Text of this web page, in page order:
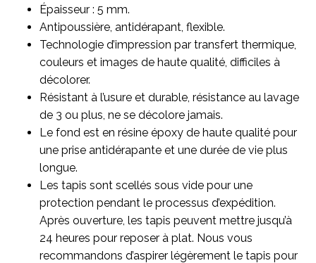
Épaisseur : 5 mm.
Antipoussière, antidérapant, flexible.
Technologie d’impression par transfert thermique,
couleurs et images de haute qualité, difficiles à
décolorer.
Résistant à l’usure et durable, résistance au lavage
de 3 ou plus, ne se décolore jamais.
Le fond est en résine époxy de haute qualité pour
une prise antidérapante et une durée de vie plus
longue.
Les tapis sont scellés sous vide pour une
protection pendant le processus d’expédition.
Après ouverture, les tapis peuvent mettre jusqu’à
24 heures pour reposer à plat. Nous vous
recommandons d’aspirer légèrement le tapis pour